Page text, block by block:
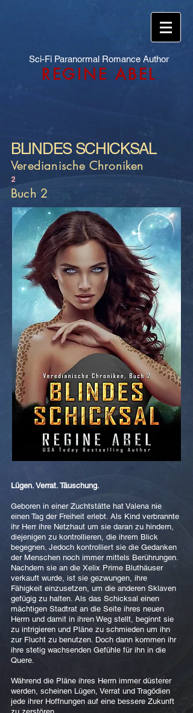
Sci-Fi Paranormal Romance Author
REGINE ABEL
BLINDES SCHICKSAL
Veredianische Chroniken
2
Buch 2
Lügen. Verrat. Täuschung.
Geboren in einer Zuchtstätte hat Valena nie
einen Tag der Freiheit erlebt. Als Kind verbrannte
ihr Herr ihre Netzhaut um sie daran zu hindern,
diejenigen zu kontrollieren, die ihrem Blick
begegnen. Jedoch kontrolliert sie die Gedanken
der Menschen noch immer mittels Berührungen.
Nachdem sie an die Xelix Prime Bluthäuser
verkauft wurde, ist sie gezwungen, ihre
Fähigkeit einzusetzen, um die anderen Sklaven
gefügig zu halten. Als das Schicksal einen
mächtigen Stadtrat an die Seite ihres neuen
Herrn und damit in ihren Weg stellt, beginnt sie
zu intrigieren und Pläne zu schmieden um ihn
zur Flucht zu benutzen. Doch dann kommen ihr
ihre stetig wachsenden Gefühle für ihn in die
Quere.
Während die Pläne ihres Herrn immer düsterer
werden, scheinen Lügen, Verrat und Tragödien
jede ihrer Hoffnungen auf eine bessere Zukunft